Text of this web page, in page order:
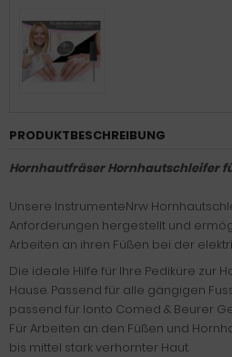
PRODUKTBESCHREIBUNG
Hornhautfräser Hornhautschleifer
Unsere InstrumenteNrw
Anforderungen hergestellt und
Arbeiten an ihren Füßen bei der
Die ideale Hilfe für Ihre Pediküre zur
Hause. Passend für alle gängigen
passend für Ionto Comed & Beurer
Für Arbeiten an den Füßen und
bis mittel stark verhornter Haut.